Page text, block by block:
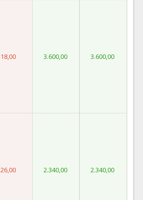
18,00 3.600,00 3.600,00
26,00 2.340,00 2.340,00